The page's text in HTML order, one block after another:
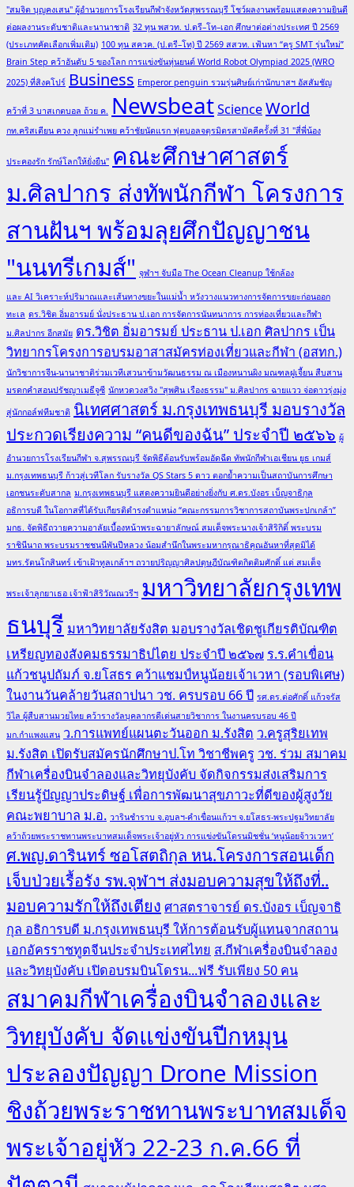
"สมจิต บุญคงเสน" ผู้อำนวยการโรงเรียนกีฬาจังหวัดสุพรรณบุรี โชว์ผลงานพร้อมแสดงความยินดี
ต่อผลงานระดับชาติและนานาชาติ 32 ทุน พสวท. ป.ตรี–โท–เอก ศึกษาต่อต่างประเทศ ปี 2569
(ประเภทคัดเลือกเพิ่มเติม) 100 ทุน สควค. (ป.ตรี–โท) ปี 2569 สสวท. เฟ้นหา “ครู SMT รุ่นใหม่”
Brain Step คว้าอันดับ 5 ของโลก การแข่งขันหุ่นยนต์ World Robot Olympiad 2025 (WRO
2025) ที่สิงคโปร์ Business Emperor penguin รวมรุ่นศิษย์เก่านักบาสฯ อัสสัมชัญ
คว้าที่ 3 บาสเกตบอล ถ้วย ค. NewsbeatScienceWorld
กท.คริสเตียน ควง ลูกแม่รำเพย คว้าชัยนัดแรก ฟุตบอลจตุรมิตรสามัคคีครั้งที่ 31 "สี่พี่น้อง
ประคองรัก รักษ์โลกให้ยั่งยืน" คณะศึกษาศาสตร์
ม.ศิลปากร ส่งทัพนักกีฬา โครงการ
สานฝันฯ พร้อมลุยศึกปัญญาชน
"นนทรีเกมส์" จุฬาฯ จับมือ The Ocean Cleanup ใช้กล้อง
และ AI วิเคราะห์ปริมาณและเส้นทางขยะในแม่น้ำ หวังวางแนวทางการจัดการขยะก่อนออก
ทะเล ดร.วิชิต อิ่มอารมย์ นั่งประธาน ป.เอก การจัดการนันทนาการ การท่องเที่ยวและกีฬา
ม.ศิลปากร อีกสมัย ดร.วิชิต อิ่มอารมย์ ประธาน ป.เอก ศิลปากร เป็น
วิทยากรโครงการอบรมอาสาสมัครท่องเที่ยวและกีฬา (อสทก.)
นักวิชาการจีน-นานาชาติร่วมเวทีเสวนาข้ามวัฒนธรรม ณ เมืองหนานผิง มณฑลฝูเจี้ยน สืบสาน
มรดกคำสอนปรัชญาเมธีจูซี นักหวดวงสวิง "สุพศิน เรืองธรรม" ม.ศิลปากร ฉายแวว จ่อดาวรุ่งมุ่ง
สู่นักกอล์ฟทีมชาติ นิเทศศาสตร์ ม.กรุงเทพธนบุรี มอบรางวัล
ประกวดเรียงความ “คนดีของฉัน” ประจำปี ๒๕๖๖ ผู้
อำนวยการโรงเรียนกีฬา จ.สุพรรณบุรี จัดพิธีต้อนรับพร้อมอัดฉีด ทัพนักกีฬาเอเชียน ยูธ เกมส์
ม.กรุงเทพธนบุรี ก้าวสู่เวทีโลก รับรางวัล QS Stars 5 ดาว ตอกย้ำความเป็นสถาบันการศึกษา
เอกชนระดับสากล ม.กรุงเทพธนบุรี แสดงความยินดีอย่างยิ่งกับ ศ.ดร.บังอร เบ็ญจาธิกุล
อธิการบดี ในโอกาสที่ได้รับเกียรติดำรงตำแหน่ง “คณะกรรมการวิชาการสถาบันพระปกเกล้า”
มกธ. จัดพิธีถวายความอาลัยเบื้องหน้าพระฉายาลักษณ์ สมเด็จพระนางเจ้าสิริกิติ์ พระบรม
ราชินีนาถ พระบรมราชชนนีพันปีหลวง น้อมสำนึกในพระมหากรุณาธิคุณอันหาที่สุดมิได้
มทร.รัตนโกสินทร์ เข้าเฝ้าทูลเกล้าฯ ถวายปริญญาศิลปดุษฎีบัณฑิตกิตติมศักดิ์ แด่ สมเด็จ
พระเจ้าลูกยาเธอ เจ้าฟ้าสิริวัณณวรีฯ มหาวิทยาลัยกรุงเทพ
ธนบุรี มหาวิทยาลัยรังสิต มอบรางวัลเชิดชูเกียรติบัณฑิต
เหรียญทองสังคมธรรมาธิปไตย ประจำปี ๒๕๖๗ ร.ร.คำเขื่อน
แก้วชนูปถัมภ์ จ.ยโสธร คว้าแชมป์หนูน้อยเจ้าเวหา (รอบพิเศษ)
ในงานวันคล้ายวันสถาปนา วช. ครบรอบ 66 ปี รศ.ดร.ต่อศักดิ์ แก้วจรัส
วิไล ผู้สืบสานมวยไทย คว้ารางวัลบุคลากรดีเด่นสายวิชาการ ในงานครบรอบ 46 ปี
มก.กำแพงแสน ว.การแพทย์แผนตะวันออก ม.รังสิต ว.ครูสุริยเทพ
ม.รังสิต เปิดรับสมัครนักศึกษาป.โท วิชาชีพครู วช. ร่วม สมาคม
กีฬาเครื่องบินจำลองและวิทยุบังคับ จัดกิจกรรมส่งเสริมการ
เรียนรู้ปัญญาประดิษฐ์ เพื่อการพัฒนาสุขภาวะที่ดีของผู้สูงวัย
คณะพยาบาล ม.อ. วารินชำราบ จ.อุบลฯ-คำเขื่อนแก้วฯ จ.ยโสธร-พระปฐมวิทยาลัย
คว้าถ้วยพระราชทานพระบาทสมเด็จพระเจ้าอยู่หัว การแข่งขันโดรนมิชชั่น ‘หนูน้อยจ้าวเวหา’
ศ.พญ.ดารินทร์ ซอโสตถิกุล หน.โครงการสอนเด็ก
เจ็บป่วยเรื้อรัง รพ.จุฬาฯ ส่งมอบความสุขให้ถึงที่..
มอบความรักให้ถึงเตียง ศาสตราจารย์ ดร.บังอร เบ็ญจาธิ
กุล อธิการบดี ม.กรุงเทพธนบุรี ให้การต้อนรับผู้แทนจากสถาน
เอกอัครราชทูตจีนประจำประเทศไทย ส.กีฬาเครื่องบินจำลอง
และวิทยุบังคับ เปิดอบรมบินโดรน...ฟรี รับเพียง 50 คน
สมาคมกีฬาเครื่องบินจำลองและ
วิทยุบังคับ จัดแข่งขันปีกหมุน
ประลองปัญญา Drone Mission
ชิงถ้วยพระราชทานพระบาทสมเด็จ
พระเจ้าอยู่หัว 22-23 ก.ค.66 ที่